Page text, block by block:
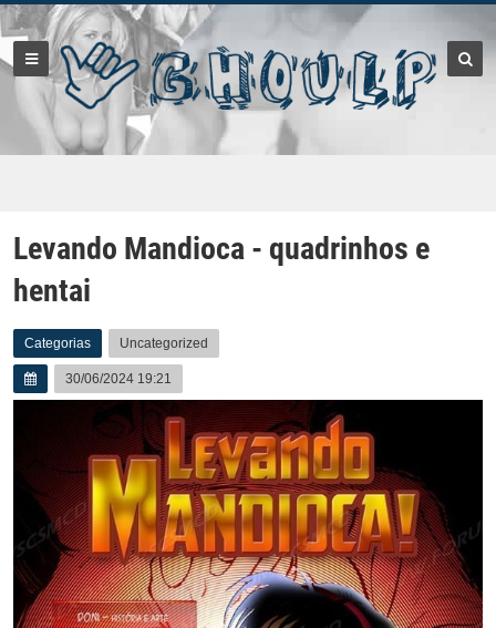
Levando Mandioca - quadrinhos e
hentai
Categorias Uncategorized
30/06/2024 19:21